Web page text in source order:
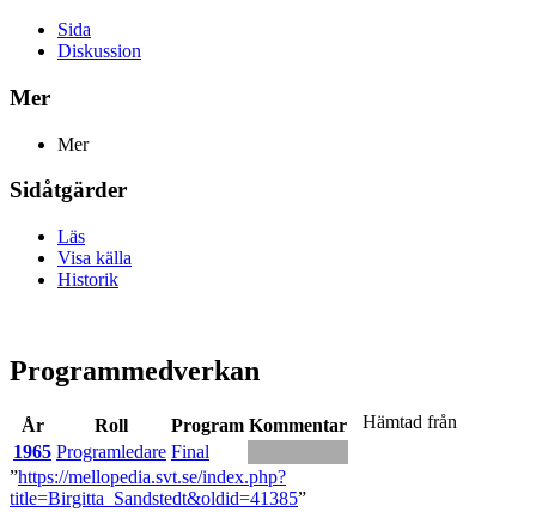
Sida
Diskussion
Mer
Mer
Sidåtgärder
Läs
Visa källa
Historik
Programmedverkan
År Roll Program Kommentar
1965 Programledare Final
Hämtad från
”https://mellopedia.svt.se/index.php?
title=Birgitta_Sandstedt&oldid=41385”